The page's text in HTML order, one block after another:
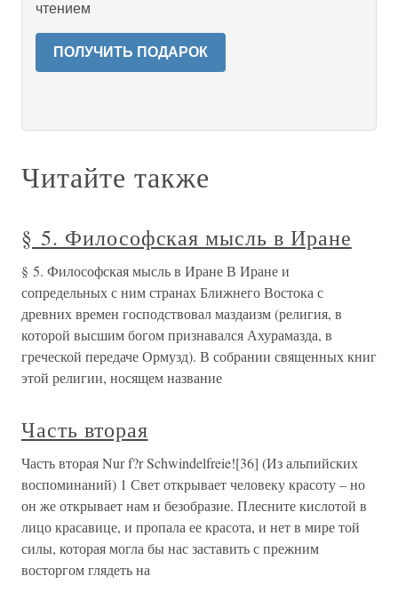
чтением
ПОЛУЧИТЬ ПОДАРОК
Читайте также
§ 5. Философская мысль в Иране
§ 5. Философская мысль в Иране В Иране и
сопредельных с ним странах Ближнего Востока с
древних времен господствовал маздаизм (религия, в
которой высшим богом признавался Ахурамазда, в
греческой передаче Ормузд). В собрании священных книг
этой религии, носящем название
Часть вторая
Часть вторая Nur f?r Schwindelfreie![36] (Из альпийских
воспоминаний) 1 Свет открывает человеку красоту – но
он же открывает нам и безобразие. Плесните кислотой в
лицо красавице, и пропала ее красота, и нет в мире той
силы, которая могла бы нас заставить с прежним
восторгом глядеть на